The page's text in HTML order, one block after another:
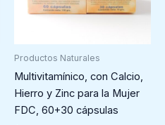
Productos Naturales
Multivitamínico, con Calcio,
Hierro y Zinc para la Mujer
FDC, 60+30 cápsulas